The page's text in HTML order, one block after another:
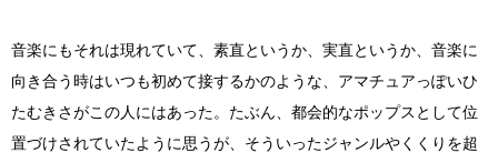
音楽にもそれは現れていて、素直というか、実直というか、音楽に
向き合う時はいつも初めて接するかのような、アマチュアっぽいひ
たむきさがこの人にはあった。たぶん、都会的なポップスとして位
置づけされていたように思うが、そういったジャンルやくくりを超